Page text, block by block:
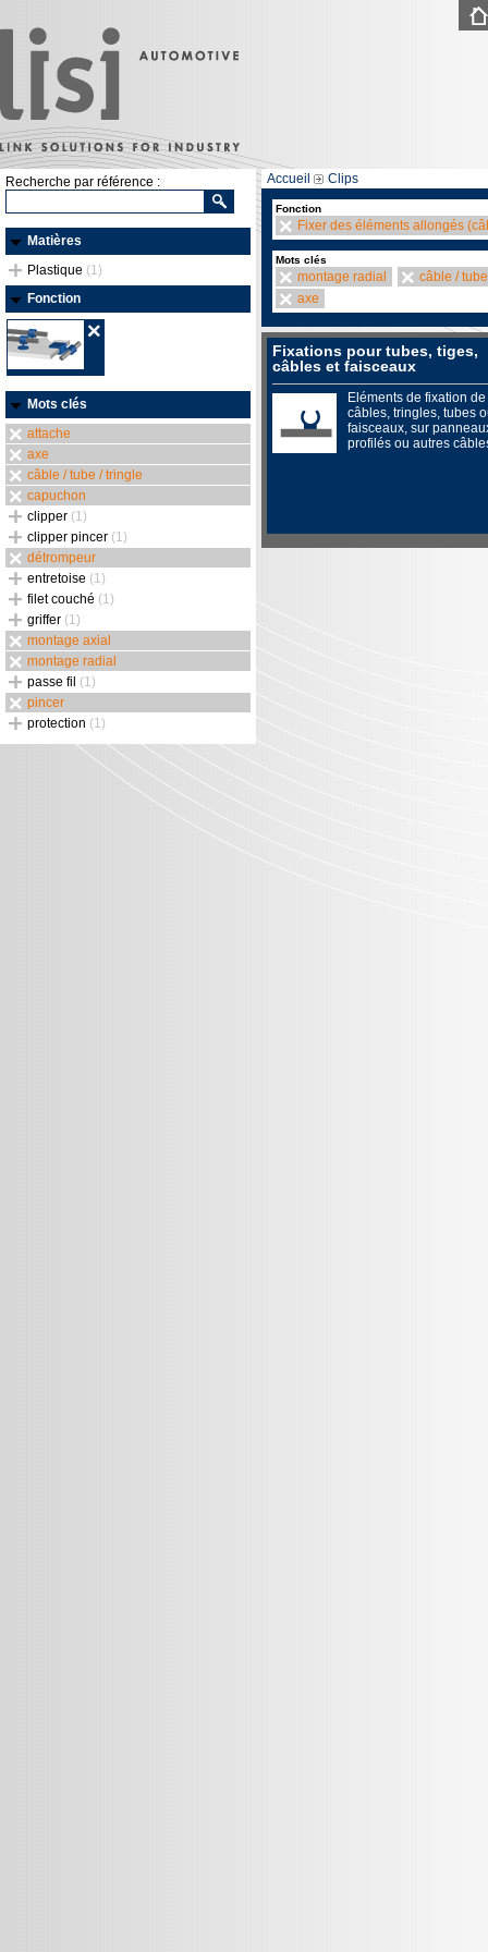
Recherche par référence :
Matières
Plastique (1)
Fonction
Mots clés
attache
axe
câble / tube / tringle
capuchon
clipper (1)
clipper pincer (1)
détrompeur
entretoise (1)
filet couché (1)
griffer (1)
montage axial
montage radial
passe fil (1)
pincer
protection (1)
Accueil Clips
Fonction
Fixer des éléments allongés
Mots clés
montage radial
câble /
axe
Fixations pour tubes, tiges,
câbles et faisceaux
Eléments de fixation de
câbles, tringles, tubes
faisceaux, sur
profilés ou autres